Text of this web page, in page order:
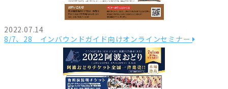
2022.07.14
8/7、28 インバウンドガイド向けオンラインセミナー